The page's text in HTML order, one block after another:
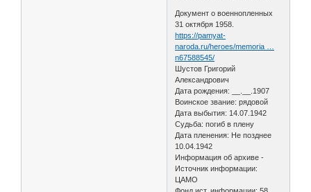
Документ о военнопленных
31 октября 1958.
https://pamyat-
naroda.ru/heroes/memoria …
n67588545/
Шустов Григорий
Александрович
Дата рождения: __.__.1907
Воинское звание: рядовой
Дата выбытия: 14.07.1942
Судьба: погиб в плену
Дата пленения: Не позднее
10.04.1942
Информация об архиве -
Источник информации:
ЦАМО